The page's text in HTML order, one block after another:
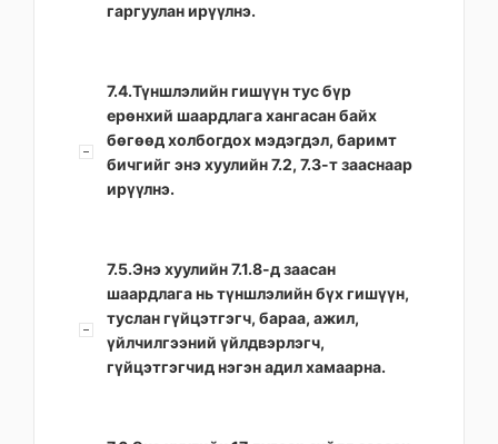
гаргуулан ирүүлнэ.
7.4.Түншлэлийн гишүүн тус бүр
ерөнхий шаардлага хангасан байх
бөгөөд холбогдох мэдэгдэл, баримт
бичгийг энэ хуулийн 7.2, 7.3-т зааснаар
ирүүлнэ.
7.5.Энэ хуулийн 7.1.8-д заасан
шаардлага нь түншлэлийн бүх гишүүн,
туслан гүйцэтгэгч, бараа, ажил,
үйлчилгээний үйлдвэрлэгч,
гүйцэтгэгчид нэгэн адил хамаарна.